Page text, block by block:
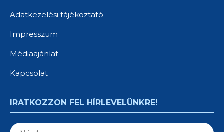
Adatkezelési tájékoztató
Impresszum
Médiaajánlat
Kapcsolat
IRATKOZZON FEL HÍRLEVELÜNKRE!